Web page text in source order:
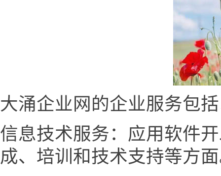
大涌企业网的企业服务包
信息技术服务：应用软件
成、培训和技术支持等方